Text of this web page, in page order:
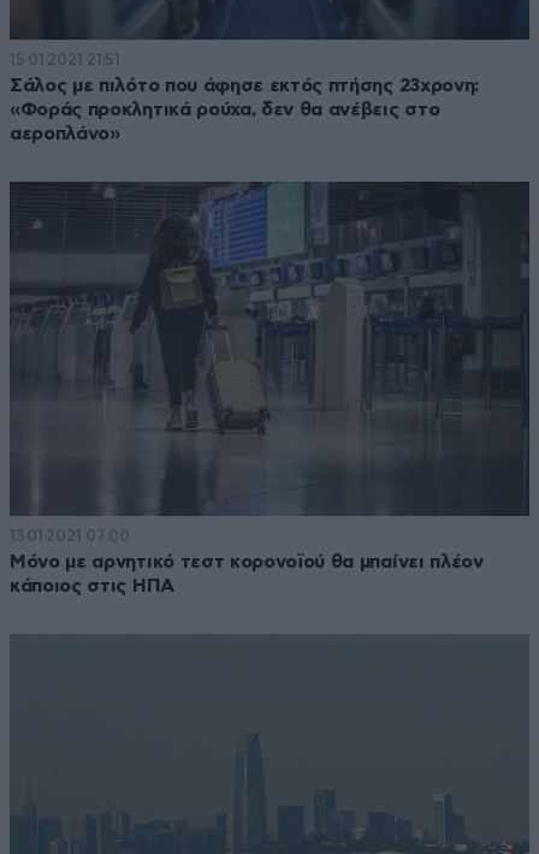
15·01·2021 21:51
Σάλος με πιλότο που άφησε εκτός πτήσης 23χρονη:
«Φοράς προκλητικά ρούχα, δεν θα ανέβεις στο
αεροπλάνο»
13·01·2021 07:00
Μόνο με αρνητικό τεστ κορονοϊού θα μπαίνει πλέον
κάποιος στις ΗΠΑ